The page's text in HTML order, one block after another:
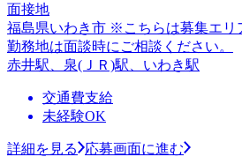
面接地
福島県いわき市 ※こちらは募集エリ
勤務地は面談時にご相談ください。
赤井駅、泉(ＪＲ)駅、いわき駅
交通費支給
未経験OK
詳細を見る
応募画面に進む